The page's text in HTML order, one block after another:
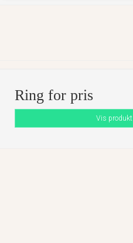
Ring for pris
Vis produkt